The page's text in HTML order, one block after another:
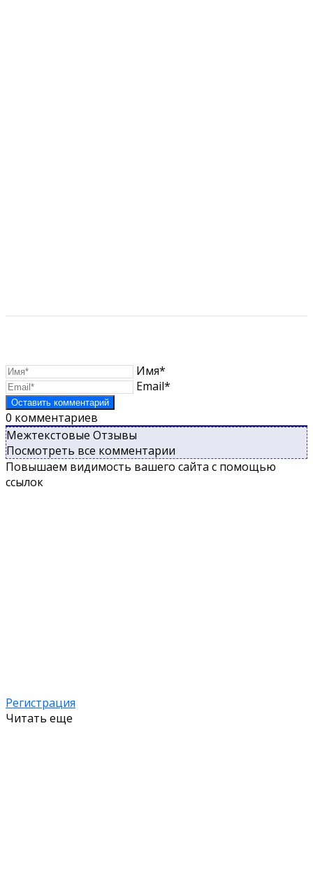
Имя*
Email*
0 комментариев
Межтекстовые Отзывы
Посмотреть все комментарии
Повышаем видимость вашего сайта с помощью
ссылок
Регистрация
Читать еще